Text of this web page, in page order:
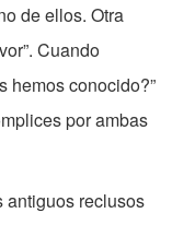
de ellos. Otra
Cuando
hemos conocido?”
por ambas
antiguos reclusos